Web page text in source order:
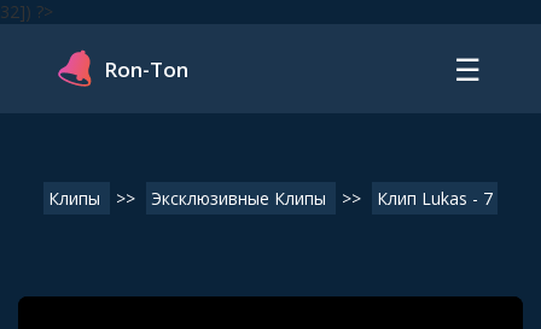
32]) ?>
Ron-Ton ☰
Клипы >> Эксклюзивные Клипы >> Клип Lukas - 7